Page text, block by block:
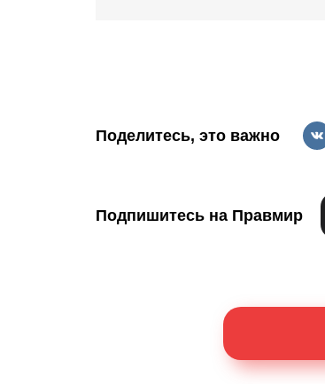
Поделитесь, это важно
Подпишитесь на Правмир